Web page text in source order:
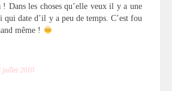
! Dans les choses qu’elle veux il y a une
qui date d’il y a peu de temps. C’est fou
même !
juillet 2010